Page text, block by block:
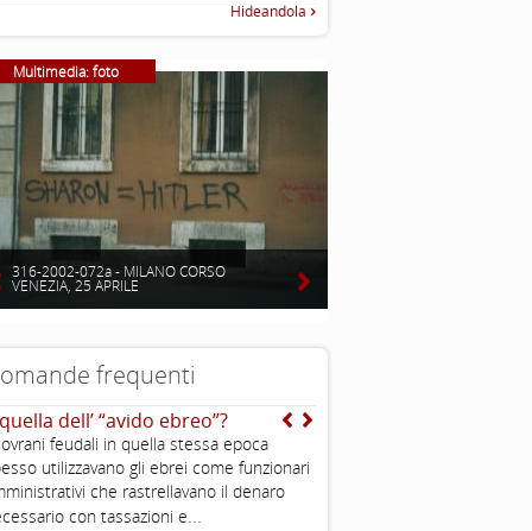
Hideandola
Multimedia: foto
316-2002-072a - MILANO CORSO
VENEZIA, 25 APRILE
frequenti
dell’ “avido ebreo”?
feudali in quella stessa epoca
utilizzavano gli ebrei come funzionari
che rastrellavano il denaro
con tassazioni e...